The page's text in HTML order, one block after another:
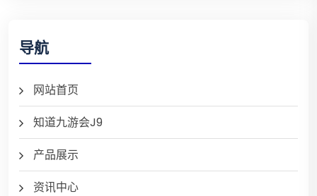
导航
网站首页
知道九游会J9
产品展示
资讯中心